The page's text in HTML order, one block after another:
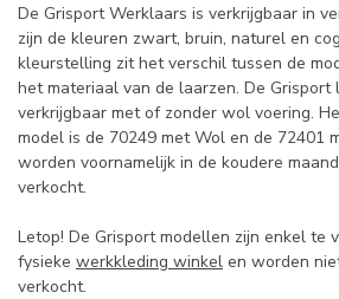
De Grisport Werklaars is verkrijgbaar in
zijn de kleuren zwart, bruin, naturel en
kleurstelling zit het verschil tussen de
het materiaal van de laarzen. De Grisport
verkrijgbaar met of zonder wol voering.
model is de 70249 met Wol en de 72401
worden voornamelijk in de koudere
verkocht.
Letop! De Grisport modellen zijn enkel te
fysieke werkkleding winkel en worden
verkocht.